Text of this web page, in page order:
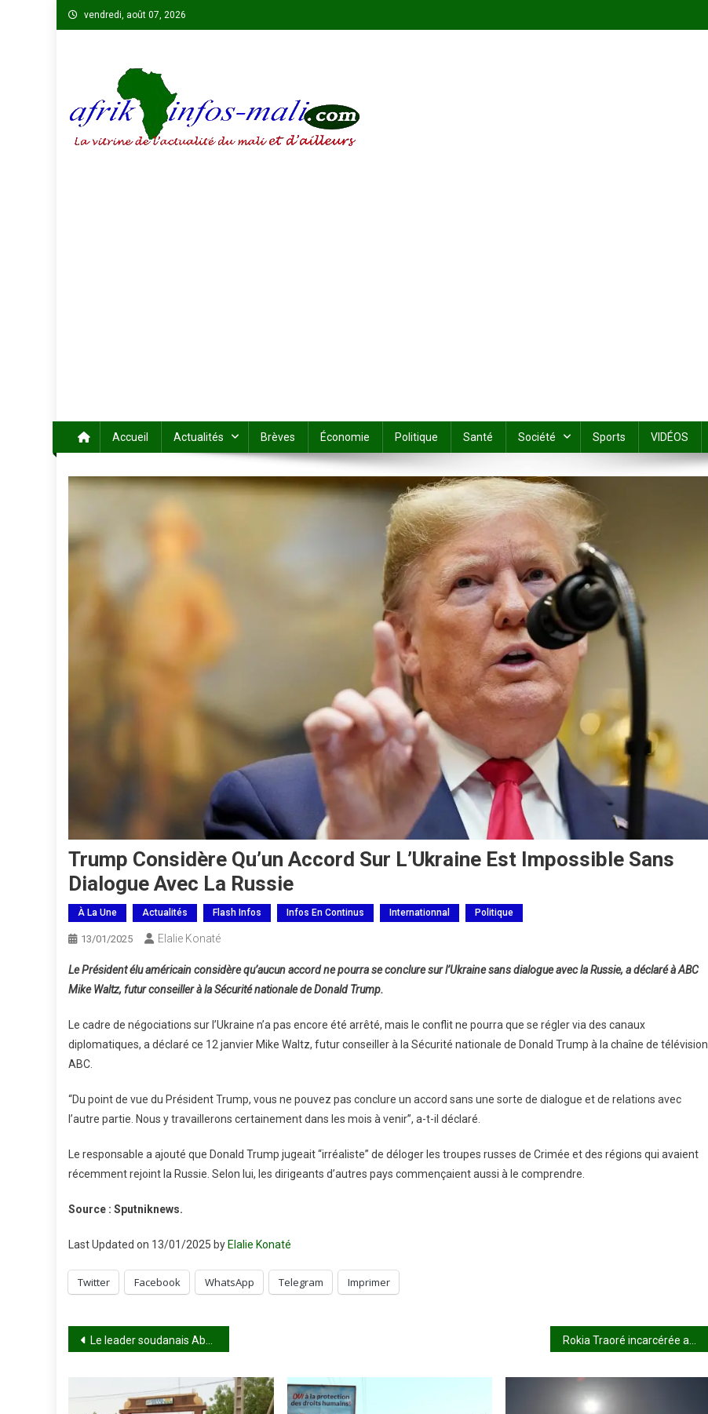
Skip
to
vendredi, août 07, 2026
Accueil Actualités Brèves Économie Politique Santé Société Sports VIDÉOS
Trump Considère Qu’un Accord Sur L’Ukraine Est Impossible Sans
Dialogue Avec La Russie
À La Une Actualités Flash Infos Infos En Continus Internationnal Politique
13/01/2025 Elalie Konaté
Le Président élu américain considère qu’aucun accord ne pourra se conclure sur l’Ukraine sans dialogue avec la Russie, a déclaré à ABC
Mike Waltz, futur conseiller à la Sécurité nationale de Donald Trump.
Le cadre de négociations sur l’Ukraine n’a pas encore été arrêté, mais le conflit ne pourra que se régler via des canaux
diplomatiques, a déclaré ce 12 janvier Mike Waltz, futur conseiller à la Sécurité nationale de Donald Trump à la chaîne de télévision
ABC.
“Du point de vue du Président Trump, vous ne pouvez pas conclure un accord sans une sorte de dialogue et de relations avec
l’autre partie. Nous y travaillerons certainement dans les mois à venir”, a-t-il déclaré.
Le responsable a ajouté que Donald Trump jugeait “irréaliste” de déloger les troupes russes de Crimée et des régions qui avaient
récemment rejoint la Russie. Selon lui, les dirigeants d’autres pays commençaient aussi à le comprendre.
Source : Sputniknews.
Last Updated on 13/01/2025 by Elalie Konaté
Twitter Facebook WhatsApp Telegram Imprimer
Navigation
l’article
Le leader soudanais Abdel Fattah al-Burhan affirme que les “puissances coloniales” alimentent les conflits en Afrique